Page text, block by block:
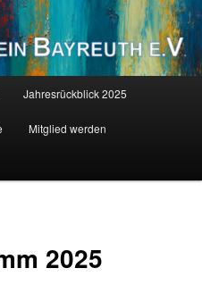
E.V.
liegt darin, als Erwachsener
Jahresrückblick 2025
Mitglied werden
2025